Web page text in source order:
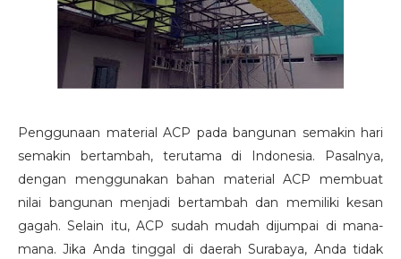
Penggunaan material ACP pada bangunan semakin hari
semakin bertambah, terutama di Indonesia. Pasalnya,
dengan menggunakan bahan material ACP membuat
nilai bangunan menjadi bertambah dan memiliki kesan
gagah. Selain itu, ACP sudah mudah dijumpai di mana-
mana. Jika Anda tinggal di daerah Surabaya, Anda tidak